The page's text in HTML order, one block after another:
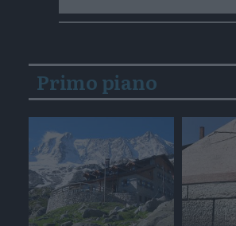
Primo piano